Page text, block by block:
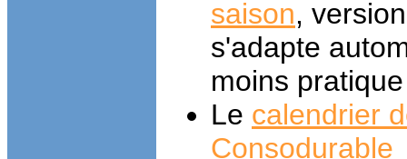
saison,
s'adapte
moins
Le calendrier
Consodurable